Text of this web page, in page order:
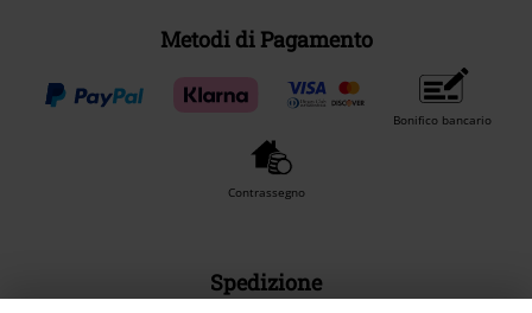
Metodi di Pagamento
Bonifico bancario
Contrassegno
Spedizione